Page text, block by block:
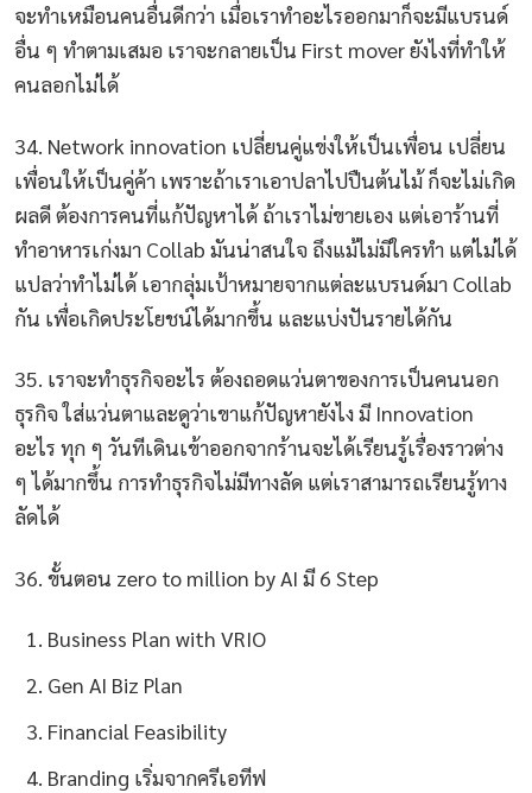
จะทำเหมือนคนอื่นดีกว่า เมื่อเราทำอะไรออกมาก็จะมีแบรนด์
อื่น ๆ ทำตามเสมอ เราจะกลายเป็น First mover ยังไงที่ทำให้
คนลอกไม่ได้
34. Network innovation เปลี่ยนคู่แข่งให้เป็นเพื่อน เปลี่ยน
เพื่อนให้เป็นคู่ค้า เพราะถ้าเราเอาปลาไปปืนต้นไม้ ก็จะไม่เกิด
ผลดี ต้องการคนที่แก้ปัญหาได้ ถ้าเราไม่ขายเอง แต่เอาร้านที่
ทำอาหารเก่งมา Collab มันน่าสนใจ ถึงแม้ไม่มีใครทำ แต่ไม่ได้
แปลว่าทำไม่ได้ เอากลุ่มเป้าหมายจากแต่ละแบรนด์มา Collab
กัน เพื่อเกิดประโยชน์ได้มากขึ้น และแบ่งปันรายได้กัน
35. เราจะทำธุรกิจอะไร ต้องถอดแว่นตาของการเป็นคนนอก
ธุรกิจ ใส่แว่นตาและดูว่าเขาแก้ปัญหายังไง มี Innovation
อะไร ทุก ๆ วันทีเดินเข้าออกจากร้านจะได้เรียนรู้เรื่องราวต่าง
ๆ ได้มากขึ้น การทำธุรกิจไม่มีทางลัด แต่เราสามารถเรียนรู้ทาง
ลัดได้
36. ขั้นตอน zero to million by AI มี 6 Step
Business Plan with VRIO
Gen AI Biz Plan
Financial Feasibility
Branding เริ่มจากครีเอทีฟ